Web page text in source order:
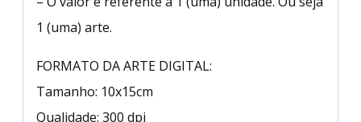
1 (uma) arte.
FORMATO DA ARTE DIGITAL:
Tamanho: 10x15cm
Qualidade: 300 dpi